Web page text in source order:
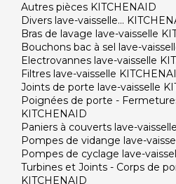
Autres pièces KITCHENAID
Divers lave-vaisselle...
Bras de lavage lave-vaisselle
Bouchons bac à sel lave-
Electrovannes lave-vaisselle
Filtres lave-vaisselle
Joints de porte lave-vaisselle
Poignées de porte -
KITCHENAID
Paniers à couverts lave-
Pompes de vidange lave-
Pompes de cyclage lave-
Turbines et Joints - Corps de
KITCHENAID